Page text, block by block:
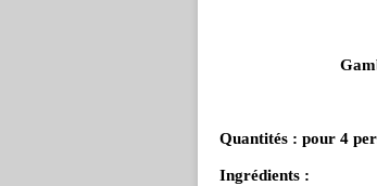
Quantités : pour 4
Ingrédients :